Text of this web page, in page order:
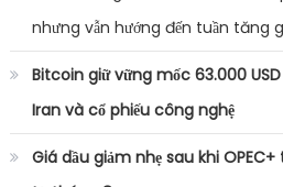
nhưng vẫn hướng đến tuần tăng
Bitcoin giữ vững mốc 63.000
Iran và cổ phiếu công nghệ
Giá dầu giảm nhẹ sau khi